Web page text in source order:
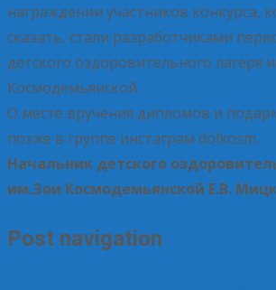
награждении участников конкурса,
сказать, стали разработчиками
детского оздоровительного лагеря
Космодемьянской.
О месте вручения дипломов и
позже в группе инстаграм dolkosm.
Начальник детского
им.Зои Космодемьянской Е.В.
Post navigation